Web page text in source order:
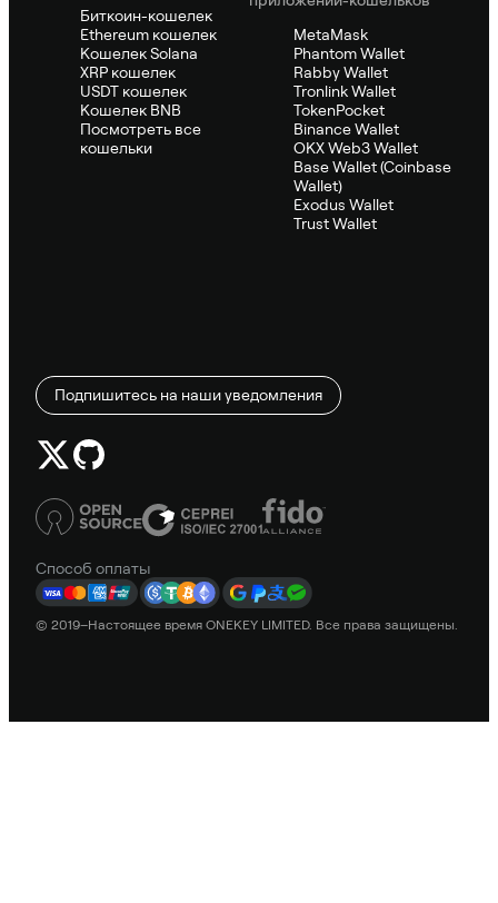
Биткоин-кошелек
Ethereum кошелек
Кошелек Solana
XRP кошелек
USDT кошелек
Кошелек BNB
Посмотреть все
кошельки
MetaMask
Phantom Wallet
Rabby Wallet
Tronlink Wallet
TokenPocket
Binance Wallet
OKX Web3 Wallet
Base Wallet (Coinbase
Wallet)
Exodus Wallet
Trust Wallet
Подпишитесь на наши уведомления
Способ оплаты
© 2019–Настоящее время ONEKEY LIMITED. Все права защищены.